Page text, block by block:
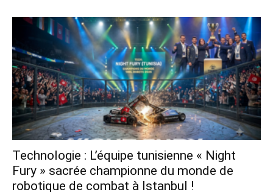
Technologie : L’équipe tunisienne « Night
Fury » sacrée championne du monde de
robotique de combat à Istanbul !